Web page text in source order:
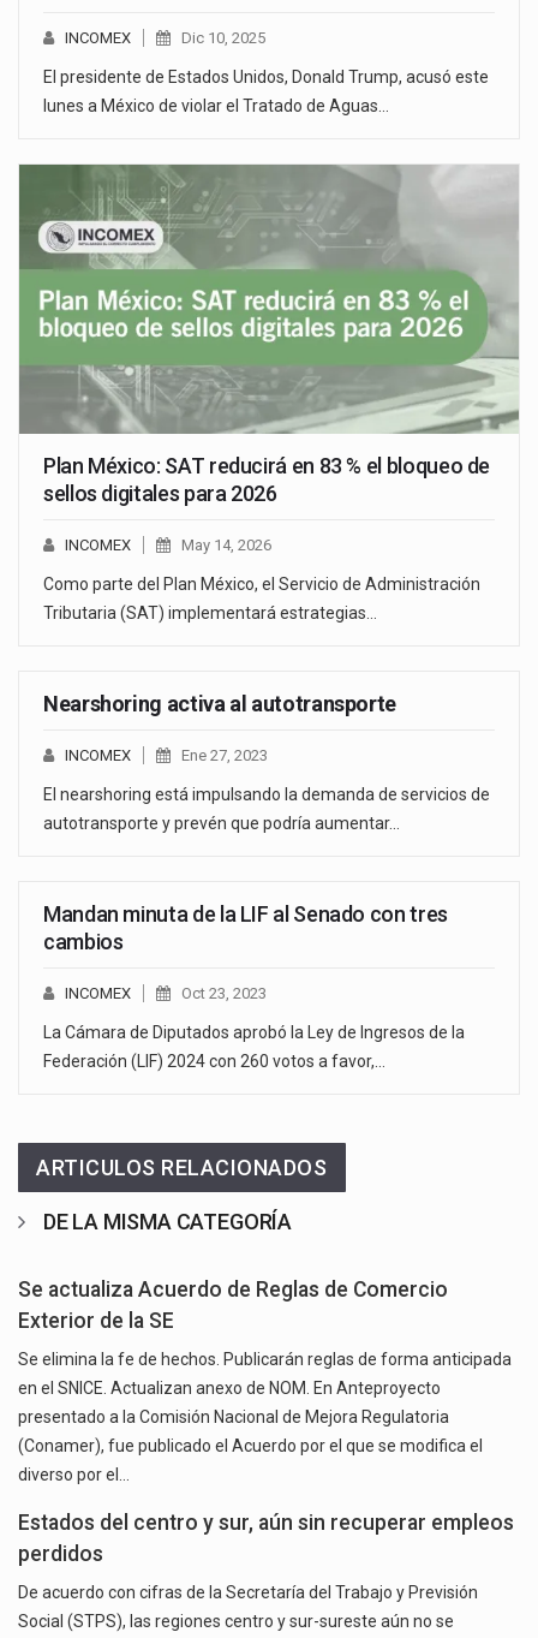
INCOMEX Dic 10, 2025
El presidente de Estados Unidos, Donald Trump, acusó este
lunes a México de violar el Tratado de Aguas…
Plan México: SAT reducirá en 83 % el bloqueo de
sellos digitales para 2026
INCOMEX May 14, 2026
Como parte del Plan México, el Servicio de Administración
Tributaria (SAT) implementará estrategias…
Nearshoring activa al autotransporte
INCOMEX Ene 27, 2023
El nearshoring está impulsando la demanda de servicios de
autotransporte y prevén que podría aumentar…
Mandan minuta de la LIF al Senado con tres
cambios
INCOMEX Oct 23, 2023
La Cámara de Diputados aprobó la Ley de Ingresos de la
Federación (LIF) 2024 con 260 votos a favor,…
ARTICULOS RELACIONADOS
DE LA MISMA CATEGORÍA
Se actualiza Acuerdo de Reglas de Comercio
Exterior de la SE
Se elimina la fe de hechos. Publicarán reglas de forma anticipada
en el SNICE. Actualizan anexo de NOM. En Anteproyecto
presentado a la Comisión Nacional de Mejora Regulatoria
(Conamer), fue publicado el Acuerdo por el que se modifica el
diverso por el…
Estados del centro y sur, aún sin recuperar empleos
perdidos
De acuerdo con cifras de la Secretaría del Trabajo y Previsión
Social (STPS), las regiones centro y sur-sureste aún no se